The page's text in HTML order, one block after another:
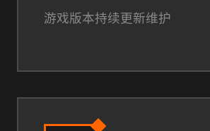
游戏版本持续更新维护